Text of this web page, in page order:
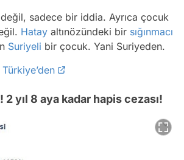
sadece bir iddia. Ayrıca çocuk
Hatay altınözündeki bir sığınmacı
Suriyeli bir çocuk. Yani Suriyeden.
yıl 8 aya kadar hapis cezası!